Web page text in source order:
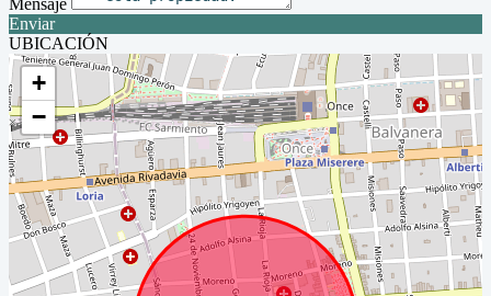
Mensaje
Enviar
UBICACIÓN
+
−